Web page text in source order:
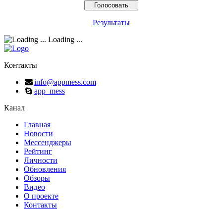
Результаты
Loading ...
Контакты
info@appmess.com
app_mess
Канал
Главная
Новости
Мессенджеры
Рейтинг
Личности
Обновления
Обзоры
Видео
О проекте
Контакты